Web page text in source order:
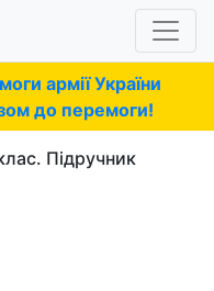
армії України
до перемоги!
Підручник